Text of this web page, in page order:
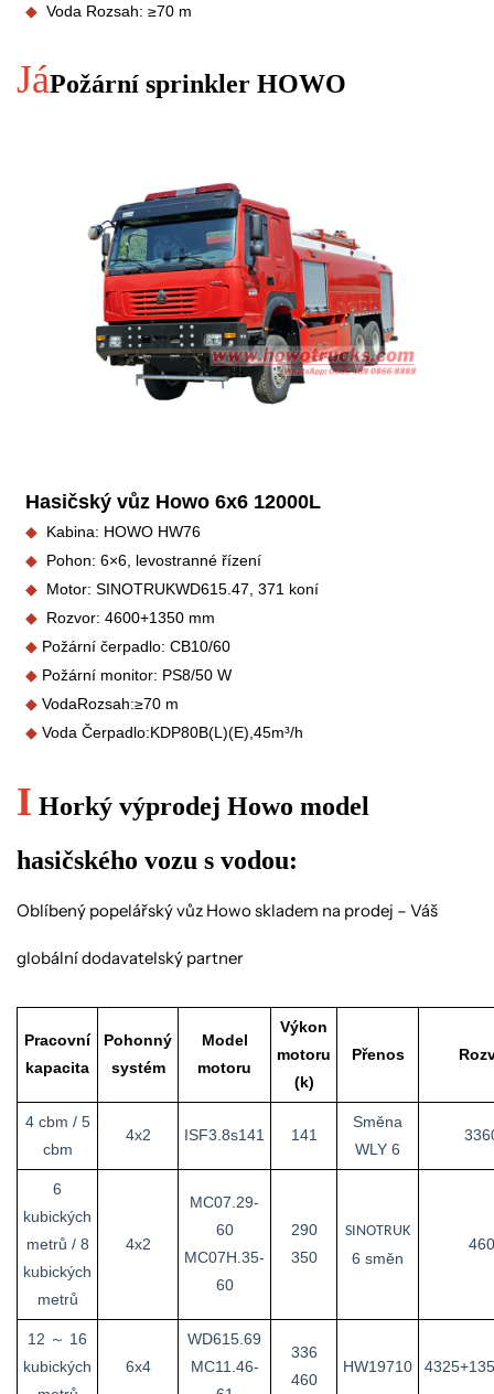
◆ Voda Rozsah:≥70 m
JáPožární sprinkler HOWO
Hasičský vůz Howo 6x6 12000L
◆ Kabina: HOWO HW76
◆ Pohon: 6×6, levostranné řízení
◆ Motor: SINOTRUKWD615.47, 371 koní
◆ Rozvor: 4600+1350 mm
◆ Požární čerpadlo: CB10/60
◆ Požární monitor: PS8/50 W
◆ VodaRozsah:≥70 m
◆ Voda Čerpadlo:KDP80B(L)(E),45m³/h
I Horký výprodej Howo model
hasičského vozu s vodou:
Oblíbený popelářský vůz Howo skladem na prodej – Váš
globální dodavatelský partner
Pracovní
kapacita
Pohonný
systém
Model
motoru
Výkon
motoru
(k)
Přenos
4 cbm / 5
cbm
4x2 ISF3.8s141 141
Směna
WLY 6
6
kubických
metrů / 8
kubických
metrů
4x2
MC07.29-
60
MC07H.35-
60
290
350
SINOTRUK
6 směn
12 ～ 16
kubických
6x4
WD615.69
MC11.46-
336
460
HW19710